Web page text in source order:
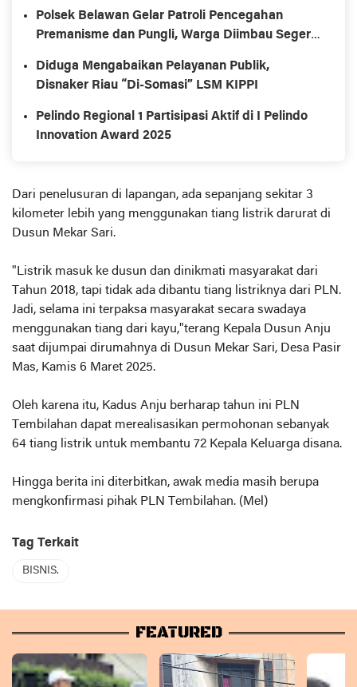
Polsek Belawan Gelar Patroli Pencegahan
Premanisme dan Pungli, Warga Diimbau Segera
Diduga Mengabaikan Pelayanan Publik,
Disnaker Riau “Di-Somasi” LSM KIPPI
Pelindo Regional 1 Partisipasi Aktif di I Pelindo
Innovation Award 2025
Dari penelusuran di lapangan, ada sepanjang sekitar 3
kilometer lebih yang menggunakan tiang listrik darurat di
Dusun Mekar Sari.
"Listrik masuk ke dusun dan dinikmati masyarakat dari
Tahun 2018, tapi tidak ada dibantu tiang listriknya dari PLN.
Jadi, selama ini terpaksa masyarakat secara swadaya
menggunakan tiang dari kayu,"terang Kepala Dusun Anju
saat dijumpai dirumahnya di Dusun Mekar Sari, Desa Pasir
Mas, Kamis 6 Maret 2025.
Oleh karena itu, Kadus Anju berharap tahun ini PLN
Tembilahan dapat merealisasikan permohonan sebanyak
64 tiang listrik untuk membantu 72 Kepala Keluarga disana.
Hingga berita ini diterbitkan, awak media masih berupa
mengkonfirmasi pihak PLN Tembilahan. (Mel)
Tag Terkait
BISNIS.
FEATURED